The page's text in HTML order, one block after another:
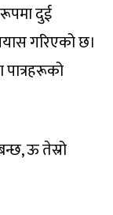
दुई
गरिएको छ।
ऊ तेस्रो